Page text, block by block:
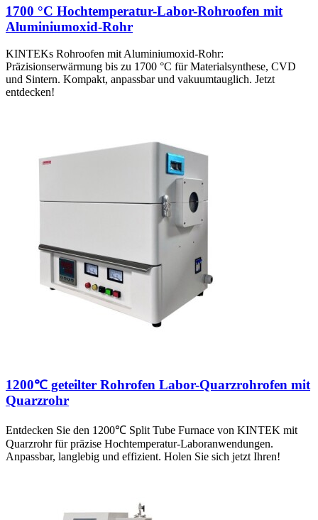
1700 °C Hochtemperatur-Labor-Rohroofen mit
Aluminiumoxid-Rohr
KINTEKs Rohroofen mit Aluminiumoxid-Rohr:
Präzisionserwärmung bis zu 1700 °C für Materialsynthese, CVD
und Sintern. Kompakt, anpassbar und vakuumtauglich. Jetzt
entdecken!
1200℃ geteilter Rohrofen Labor-Quarzrohrofen mit
Quarzrohr
Entdecken Sie den 1200℃ Split Tube Furnace von KINTEK mit
Quarzrohr für präzise Hochtemperatur-Laboranwendungen.
Anpassbar, langlebig und effizient. Holen Sie sich jetzt Ihren!